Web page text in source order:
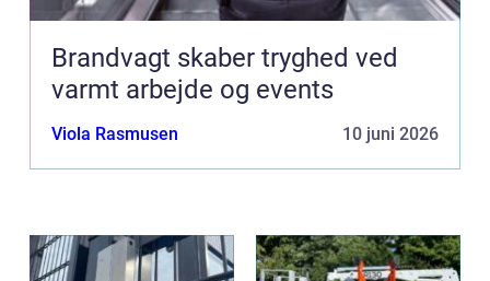
Brandvagt skaber tryghed ved
varmt arbejde og events
Viola Rasmusen 10 juni 2026